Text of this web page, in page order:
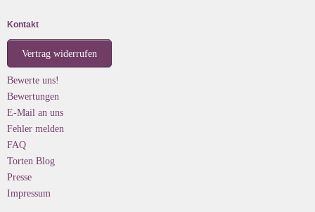
Kontakt
Vertrag widerrufen
Bewerte uns!
Bewertungen
E-Mail an uns
Fehler melden
FAQ
Torten Blog
Presse
Impressum